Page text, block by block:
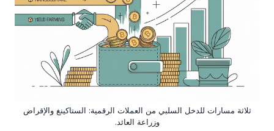
ثلاثة مسارات للدخل السلبي من العملات الرقمية: الستاكينغ والإقراض
وزراعة العائد.